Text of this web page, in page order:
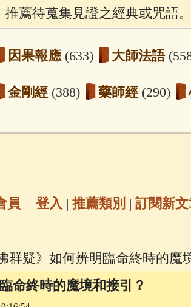
推薦待蒐集見證之經典或咒語。
因果報應 (633) 大師法語
金剛經 (388) 藥師經 (290)
地藏經(225) 臨終助念(190)
放生護生 (133) 戒除邪淫
身舍利寶篋印陀羅尼經(81)
員 登入 | 推薦類別 | 訂閱新
群疑》如何辨明臨命終時的魔
命終時的魔境和接引？